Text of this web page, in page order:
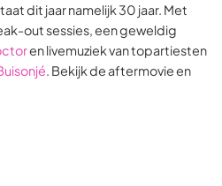
dit jaar namelijk 30 jaar. Met
out sessies, een geweldig
en livemuziek van topartiesten
. Bekijk de aftermovie en